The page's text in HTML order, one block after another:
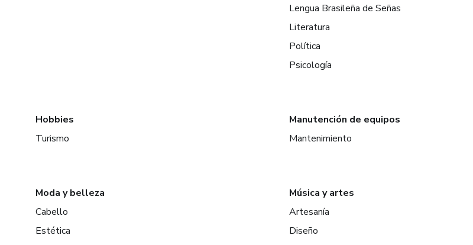
Lengua Brasileña de Señas
Literatura
Política
Psicología
Hobbies
Turismo
Manutención de equipos
Mantenimiento
Moda y belleza
Cabello
Estética
Música y artes
Artesanía
Diseño